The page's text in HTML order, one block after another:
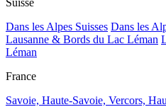
Suisse
Dans les Alpes Suisses Dans les
Lausanne & Bords du Lac Léman
Léman
France
Savoie, Haute-Savoie, Vercors,